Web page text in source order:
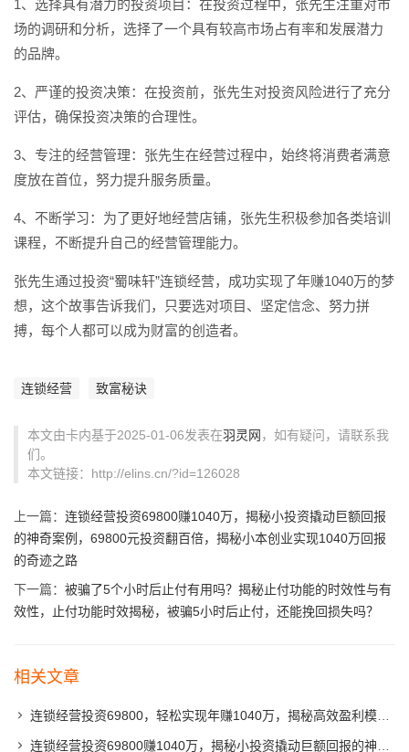
1、选择具有潜力的投资项目：在投资过程中，张先生注重对市
场的调研和分析，选择了一个具有较高市场占有率和发展潜力
的品牌。
2、严谨的投资决策：在投资前，张先生对投资风险进行了充分
评估，确保投资决策的合理性。
3、专注的经营管理：张先生在经营过程中，始终将消费者满意
度放在首位，努力提升服务质量。
4、不断学习：为了更好地经营店铺，张先生积极参加各类培训
课程，不断提升自己的经营管理能力。
张先生通过投资“蜀味轩”连锁经营，成功实现了年赚1040万的梦
想，这个故事告诉我们，只要选对项目、坚定信念、努力拼
搏，每个人都可以成为财富的创造者。
连锁经营 致富秘诀
本文由卡内基于2025-01-06发表在羽灵网 ，如有疑问，请联系我
们。
本文链接：http://elins.cn/?id=126028
上一篇： 连锁经营投资69800赚1040万，揭秘小投资撬动巨额回报
的神奇案例，69800元投资翻百倍，揭秘小本创业实现1040万回报
的奇迹之路
下一篇： 被骗了5个小时后止付有用吗？揭秘止付功能的时效性与有
效性，止付功能时效揭秘，被骗5小时后止付，还能挽回损失吗？
相关文章
连锁经营投资69800，轻松实现年赚1040万，揭秘高效盈利模式，69800元投资，年赚1040万，揭秘连锁经营高效盈利秘诀
连锁经营投资69800赚1040万，揭秘小投资撬动巨额回报的神奇案例，69800元投资翻百倍，揭秘小本创业实现1040万回报的奇迹之路